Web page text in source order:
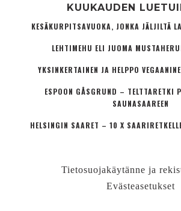
KUUKAUDEN
KESÄKURPITSAVUOKA, JONKA JÄLJILTÄ
LEHTIMEHU ELI JUOMA
YKSINKERTAINEN JA HELPPO
ESPOON GÅSGRUND – TELTTARETKI
SAUNASAAREEN
HELSINGIN SAARET – 10 X
Tietosuojakäytänne ja
Evästeasetukset